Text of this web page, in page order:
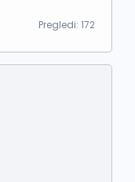
Pregledi: 172